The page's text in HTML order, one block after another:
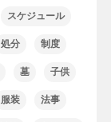
スケジュール
処分 制度
墓 子供
服装 法事